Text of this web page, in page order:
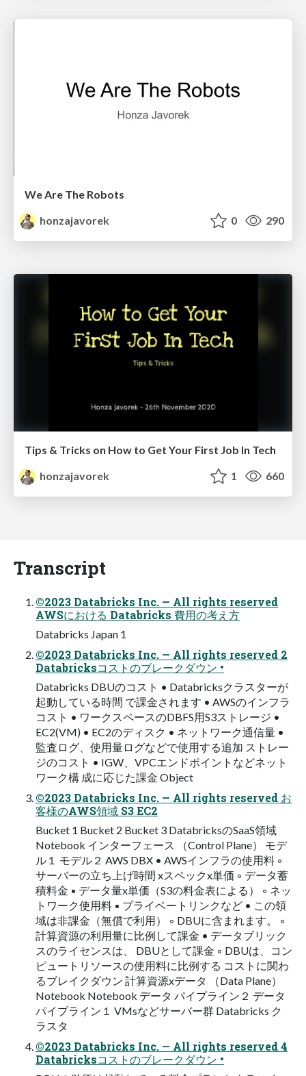
We Are The Robots
honzajavorek
0 290
Tips & Tricks on How to Get Your First Job In Tech
honzajavorek
1 660
Transcript
©2023 Databricks Inc. — All rights reserved
AWSにおける Databricks 費用の考え方
Databricks Japan 1
©2023 Databricks Inc. — All rights reserved 2
Databricksコストのブレークダウン •
Databricks DBUのコスト • Databricksクラスターが
起動している時間 で課金されます • AWSのインフラ
コスト • ワークスペースのDBFS用S3ストレージ •
EC2(VM) • EC2のディスク • ネットワーク通信量 •
監査ログ、使用量ログなどで使用する追加 ストレー
ジのコスト • IGW、VPCエンドポイントなどネット
ワーク構 成に応じた課金 Object
©2023 Databricks Inc. — All rights reserved お
客様のAWS領域 S3 EC2
Bucket 1 Bucket 2 Bucket 3 DatabricksのSaaS領域
Notebook インターフェース （Control Plane） モデ
ル１ モデル２ AWS DBX • AWSインフラの使用料 ◦
サーバーの立ち上げ時間 xスペックx単価 ◦ データ蓄
積料金 ▪ データ量x単価（S3の料金表による） ◦ ネッ
トワーク使用料 ▪ プライベートリンクなど • この領
域は非課金（無償で利用） ◦ DBUに含まれます。 ◦
計算資源の利用量に比例して課金 • データブリック
スのライセンスは、 DBUとして課金 ◦ DBUは、コン
ピュートリソースの使用料に比例する コストに関わ
るブレイクダウン 計算資源xデータ （Data Plane）
Notebook Notebook データ パイプライン２ データ
パイプライン１ VMsなどサーバー群 Databricks ク
ラスタ
©2023 Databricks Inc. — All rights reserved 4
Databricksコストのブレークダウン •